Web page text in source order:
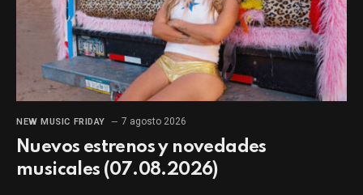
NEW MUSIC FRIDAY 7 agosto 2026
Nuevos estrenos y novedades
musicales (07.08.2026)